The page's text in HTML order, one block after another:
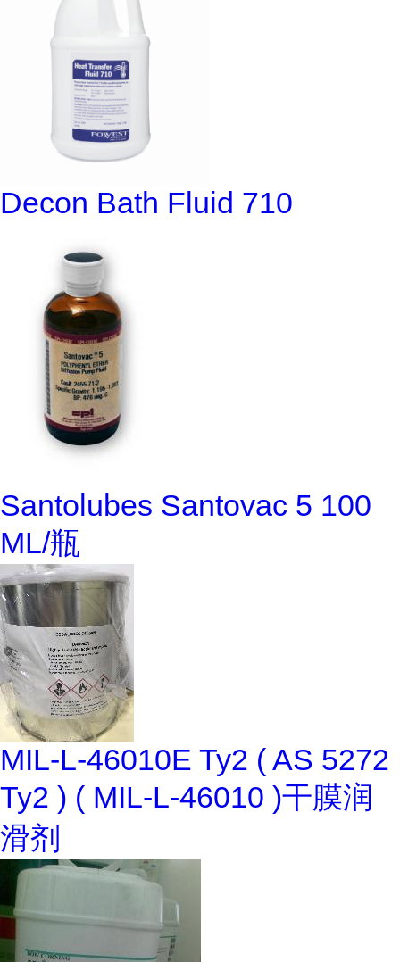
Decon Bath Fluid 710
Santolubes Santovac 5 100
ML/瓶
MIL-L-46010E Ty2 ( AS 5272
Ty2 ) ( MIL-L-46010 )干膜润
滑剂